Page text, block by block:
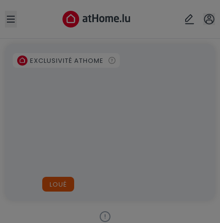
Open sidebar
EXCLUSIVITÉ ATHOME
LOUÉ